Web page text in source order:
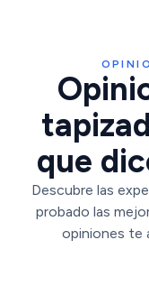
que
Descubre las
probado las
opiniones te